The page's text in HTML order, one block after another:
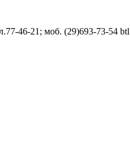
46-21; моб. (29)693-73-54